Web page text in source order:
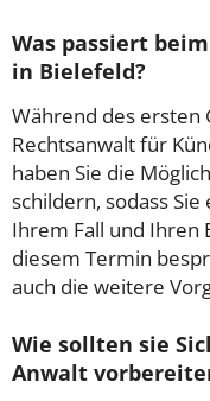
Was passiert
in Bielefeld?
Während des ersten
Rechtsanwalt für
haben Sie die
schildern, sodass
Ihrem Fall und Ihren
diesem Termin
auch die weitere
Wie sollten sie
Anwalt